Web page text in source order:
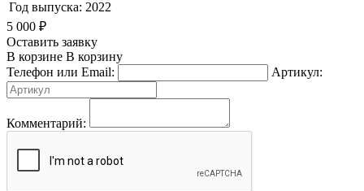
Год выпуска: 2022
5 000 ₽
Оставить заявку
В корзине В корзину
Телефон или Email:
Артикул:
Комментарий: